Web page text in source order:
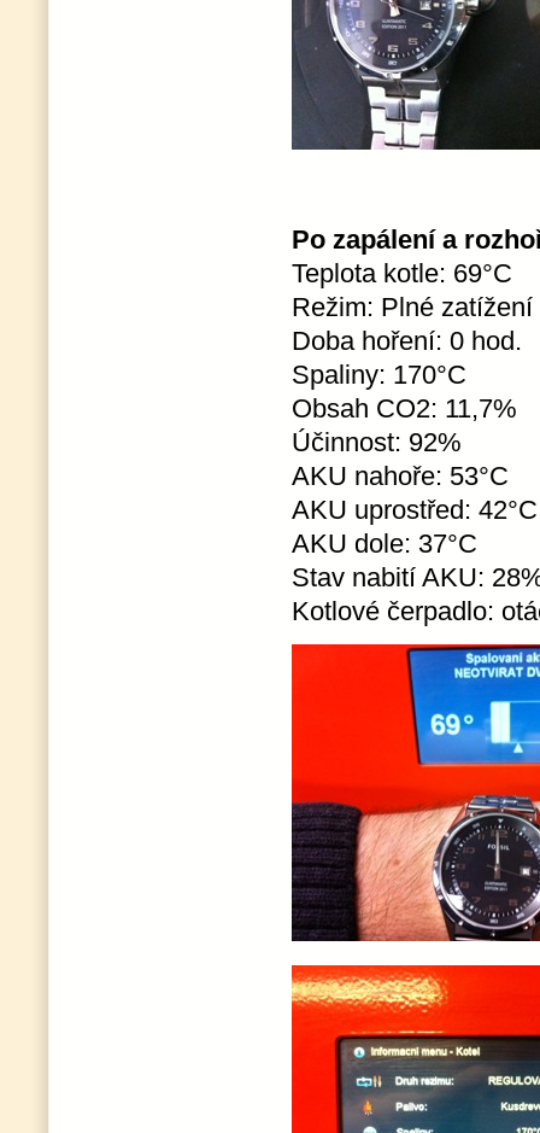
Po zapálení a
Teplota kotle: 69°C
Režim: Plné zatížení
Doba hoření: 0 hod.
Spaliny: 170°C
Obsah CO2: 11,7%
Účinnost: 92%
AKU nahoře: 53°C
AKU uprostřed: 42°C
AKU dole: 37°C
Stav nabití AKU:
Kotlové čerpadlo: